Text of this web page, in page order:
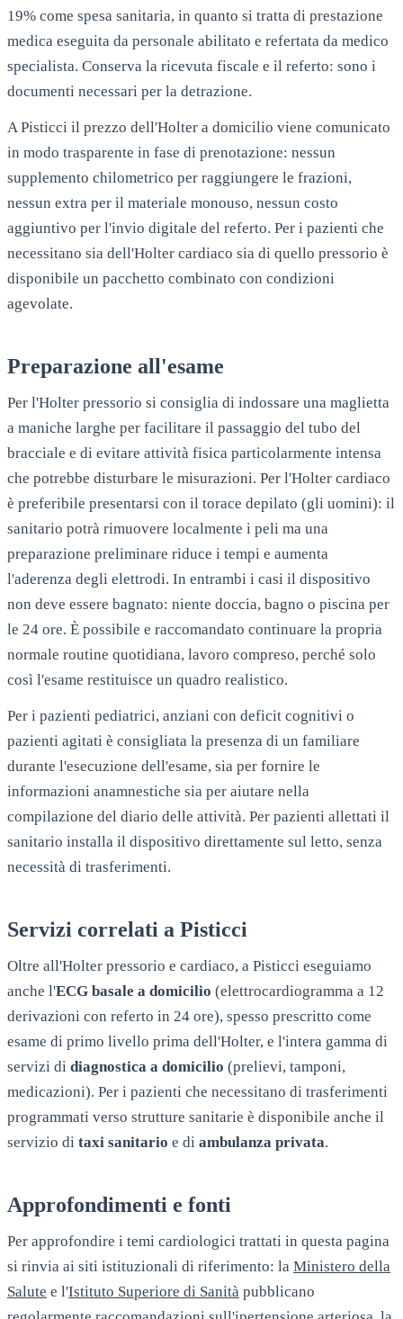
19% come spesa sanitaria, in quanto si tratta di prestazione
medica eseguita da personale abilitato e refertata da medico
specialista. Conserva la ricevuta fiscale e il referto: sono i
documenti necessari per la detrazione.
APisticci il prezzo dell'Holter a domicilio viene comunicato
in modo trasparente in fase di prenotazione: nessun
supplemento chilometrico per raggiungere le frazioni,
nessun extra per il materiale monouso, nessun costo
aggiuntivo per l'invio digitale del referto. Per i pazienti che
necessitano sia dell'Holter cardiaco sia di quello pressorio è
disponibile un pacchetto combinato con condizioni
agevolate.
Preparazione all'esame
Per l'Holter pressorio si consiglia di indossare una maglietta
a maniche larghe per facilitare il passaggio del tubo del
bracciale e di evitare attività fisica particolarmente intensa
che potrebbe disturbare le misurazioni. Per l'Holter cardiaco
è preferibile presentarsi con il torace depilato (gli uomini): il
sanitario potrà rimuovere localmente i peli ma una
preparazione preliminare riduce i tempi e aumenta
l'aderenza degli elettrodi. In entrambi i casi il dispositivo
non deve essere bagnato: niente doccia, bagno o piscina per
le 24 ore. È possibile e raccomandato continuare la propria
normale routine quotidiana, lavoro compreso, perché solo
così l'esame restituisce un quadro realistico.
Per i pazienti pediatrici, anziani con deficit cognitivi o
pazienti agitati è consigliata la presenza di un familiare
durante l'esecuzione dell'esame, sia per fornire le
informazioni anamnestiche sia per aiutare nella
compilazione del diario delle attività. Per pazienti allettati il
sanitario installa il dispositivo direttamente sul letto, senza
necessità di trasferimenti.
Servizi correlati a Pisticci
Oltre all'Holter pressorio e cardiaco, a Pisticci eseguiamo
anche l'ECG basale a domicilio (elettrocardiogramma a 12
derivazioni con referto in 24 ore), spesso prescritto come
esame di primo livello prima dell'Holter, e l'intera gamma di
servizi di diagnostica a domicilio (prelievi, tamponi,
medicazioni). Per i pazienti che necessitano di trasferimenti
programmati verso strutture sanitarie è disponibile anche il
servizio di taxi sanitario e di ambulanza privata.
Approfondimenti e fonti
Per approfondire i temi cardiologici trattati in questa pagina
si rinvia ai siti istituzionali di riferimento: la Ministero della
Salute e l'Istituto Superiore di Sanità pubblicano